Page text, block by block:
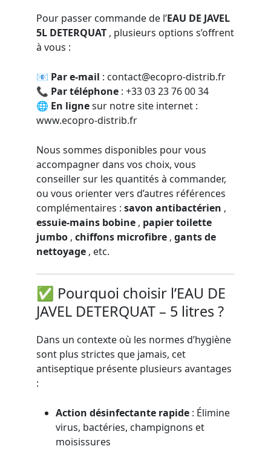
Pour passer commande de l’EAU DE JAVEL
5L DETERQUAT , plusieurs options s’offrent
à vous :
📧 Par e-mail : contact@ecopro-distrib.fr
📞 Par téléphone : +33 03 23 76 00 34
🌐 En lignesur notre site internet :
www.ecopro-distrib.fr
Nous sommes disponibles pour vous
accompagner dans vos choix, vous
conseiller sur les quantités à commander,
ou vous orienter vers d’autres références
complémentaires : savon antibactérien ,
essuie-mains bobine , papier toilette
jumbo , chiffons microfibre , gants de
nettoyage , etc.
✅ Pourquoi choisir l’EAU DE
JAVEL DETERQUAT – 5 litres ?
Dans un contexte où les normes d’hygiène
sont plus strictes que jamais, cet
antiseptique présente plusieurs avantages
:
Action désinfectante rapide : Élimine
virus, bactéries, champignons et
moisissures